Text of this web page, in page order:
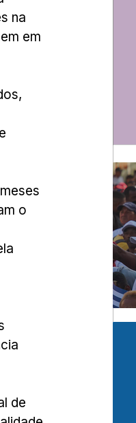
na
em
o
de